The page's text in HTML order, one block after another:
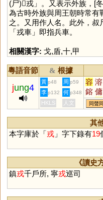
(尸)𤔲戎」。又表示外族，[
為古時外族與周王朝時常有
之。又用作人名。此外，叔
「戎車」即指兵車。
相關漢字: 戈,盾,十,甲
粵語音節 & 根據
jung4
黃 p48 周 p59 容 溶
鎔 傭
鏞 墉
鰅 鰫
榵 槦
李 p132 何 p348
HKLS 人文 同聲
其
本字庫於「戎」字下錄有19
《讀史
鎮戎千戶所, 寧戎巡司